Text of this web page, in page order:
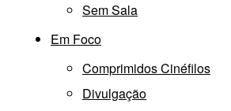
Sem Sala
Em Foco
Comprimidos Cinéfilos
Divulgação